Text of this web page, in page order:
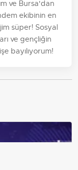
ve Bursa'dan
ekibinin en
süper! Sosyal
ve gençliğin
bayılıyorum!